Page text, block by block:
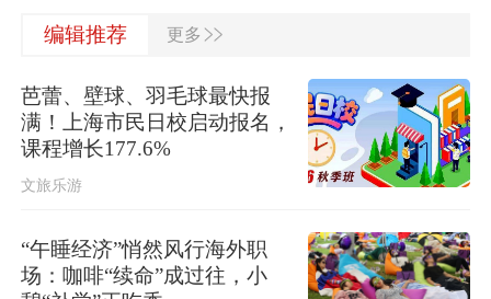
上海全域长途客运班次全部停运，上
受台风“白海豚”影响，上海地铁5号
线、16号线、浦江线全线停运
13年来上海再发暴雨红警！“白海豚”距
“白海豚”将登陆，上海公园临时关闭
编辑推荐 更多 >>
芭蕾、壁球、羽毛球最快报
满！上海市民日校启动报名，
课程增长177.6%
文旅乐游
“午睡经济”悄然风行海外职
场：咖啡“续命”成过往，小